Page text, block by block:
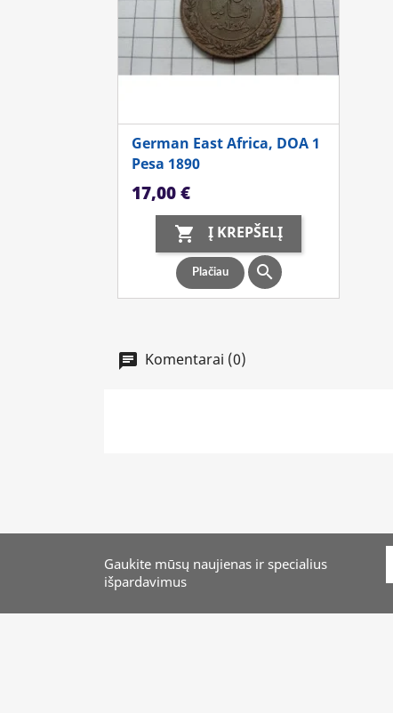
German East Africa, DOA 1
Pesa 1890
Kaina
17,00 €
 Į KREPŠELĮ
Plačiau 
Komentarai (0)
Gaukite mūsų naujienas ir specialius
išpardavimus